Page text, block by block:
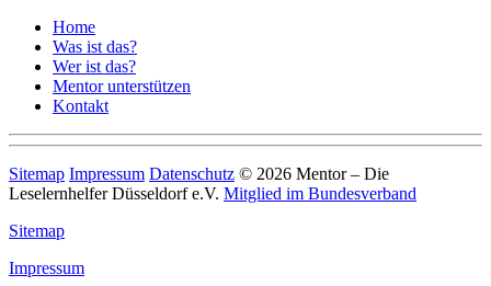
Home
Was ist das?
Wer ist das?
Mentor unterstützen
Kontakt
Sitemap Impressum Datenschutz © 2026 Mentor – Die
Leselernhelfer Düsseldorf e.V. Mitglied im Bundesverband
Sitemap
Impressum